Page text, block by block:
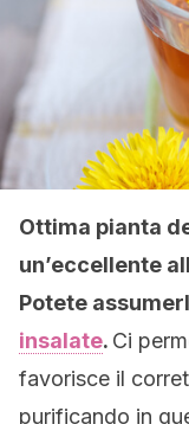
Ottima pianta
un’eccellente
Potete
insalate. Ci
favorisce il
purificando in